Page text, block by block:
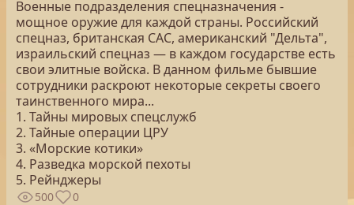
Военные подразделения спецназначения -
мощное оружие для каждой страны. Российский
спецназ, британская САС, американский "Дельта",
израильский спецназ — в каждом государстве есть
свои элитные войска. В данном фильме бывшие
сотрудники раскроют некоторые секреты своего
таинственного мира...
1. Тайны мировых спецслужб
2. Тайные операции ЦРУ
3. «Морские котики»
4. Разведка морской пехоты
5. Рейнджеры
500 0